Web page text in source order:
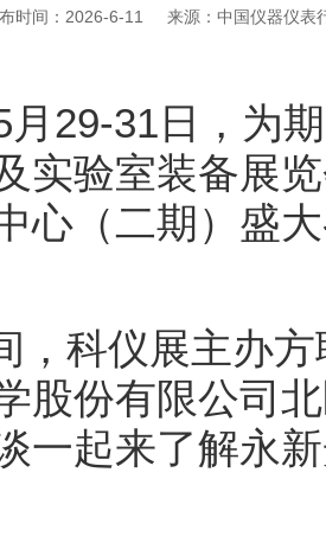
时间：2026-6-11 来源：中国仪器仪表
月 29-31日，为
实验室装备展
心（二期）盛
，科仪展主办
股份有限公司
一起来了解永